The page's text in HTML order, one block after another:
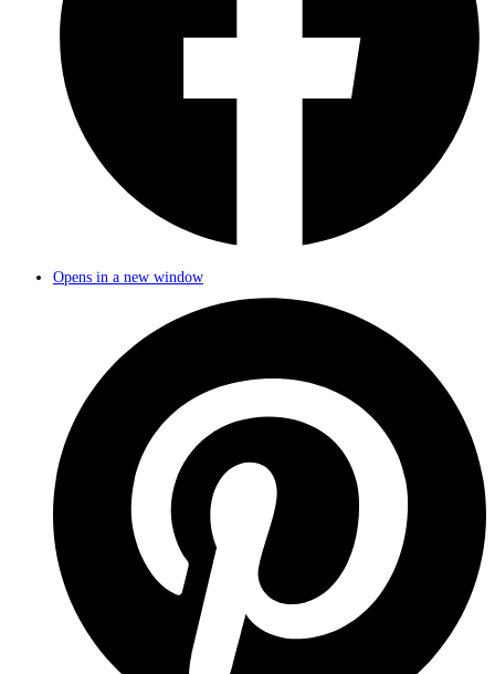
Opens in a new window